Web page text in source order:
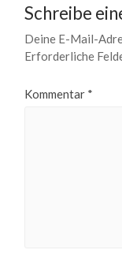
Schreibe
Deine E-Mail-
Erforderliche
Kommentar *